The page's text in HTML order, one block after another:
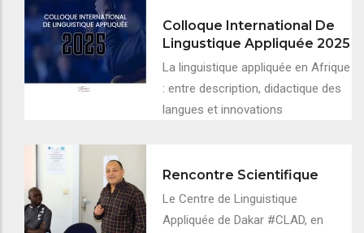
Colloque International De
Lingustique Appliquée 2025
La linguistique appliquée en Afrique
: entre description, didactique des
langues et innovations
Rencontre Scientifique
Le Centre de Linguistique
Appliquée de Dakar #CLAD, en